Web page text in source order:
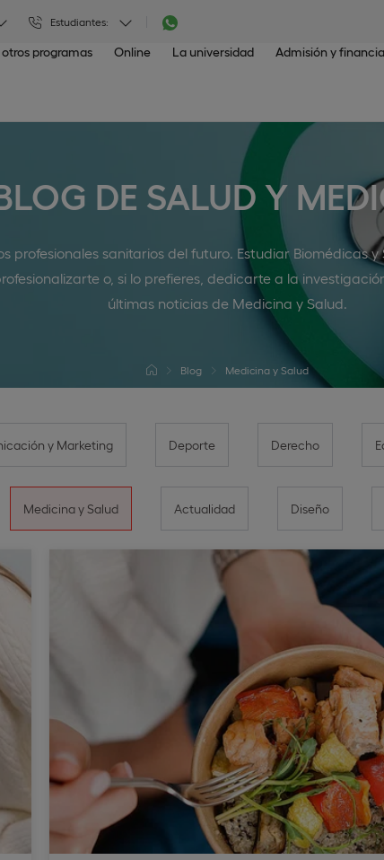
Estudiantes:
otros programas Online La universidad Admisión y
DE SALUD Y
profesionales sanitarios del futuro. Estudiar Biomédicas
o, si lo prefieres, dedicarte a la
últimas noticias de Medicina y Salud.
Blog Medicina y Salud
y Marketing Deporte Derecho
Medicina y Salud Actualidad Diseño